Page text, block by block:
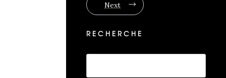
Next
RECHERCHE